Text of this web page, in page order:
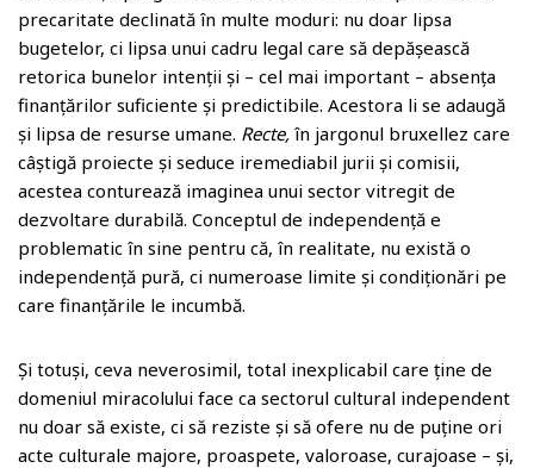
p o
k
a
ss
r
o
o
m
precaritate declinată în multe moduri: nu doar lipsa
bugetelor, ci lipsa unui cadru legal care să depășească
retorica bunelor intenții și – cel mai important – absența
finanțărilor suficiente și predictibile. Acestora li se adaugă
și lipsa de resurse umane. Recte, în jargonul bruxellez care
câștigă proiecte și seduce iremediabil jurii și comisii,
acestea conturează imaginea unui sector vitregit de
dezvoltare durabilă. Conceptul de independență e
problematic în sine pentru că, în realitate, nu există o
independență pură, ci numeroase limite și condiționări pe
care finanțările le incumbă.
Și totuși, ceva neverosimil, total inexplicabil care ține de
domeniul miracolului face ca sectorul cultural independent
nu doar să existe, ci să reziste și să ofere nu de puține ori
acte culturale majore, proaspete, valoroase, curajoase – și,